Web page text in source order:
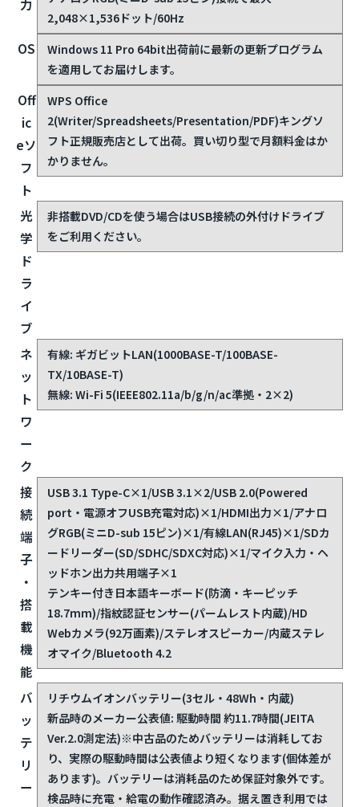
力
2,048×1,536ドット/60Hz
OS Windows 11 Pro 64bit出荷前に最新の更新プログラム
を適用してお届けします。
Off
ic
eソ
フ
ト
WPS Office
2(Writer/Spreadsheets/Presentation/PDF)キングソ
フト正規販売店として出荷。買い切り型で月額料金はか
かりません。
光
学
ド
ラ
イ
ブ
非搭載DVD/CDを使う場合はUSB接続の外付けドライブ
をご利用ください。
ネ
ッ
ト
ワ
ー
ク
有線: ギガビットLAN(1000BASE-T/100BASE-
TX/10BASE-T)
無線: Wi-Fi 5(IEEE802.11a/b/g/n/ac準拠・2×2)
接
続
端
子
・
搭
載
機
能
USB 3.1 Type-C×1/USB 3.1×2/USB 2.0(Powered
port・電源オフUSB充電対応)×1/HDMI出力×1/アナロ
グRGB(ミニD-sub 15ピン)×1/有線LAN(RJ45)×1/SDカ
ードリーダー(SD/SDHC/SDXC対応)×1/マイク入力・ヘ
ッドホン出力共用端子×1
テンキー付き日本語キーボード(防滴・キーピッチ
18.7mm)/指紋認証センサー(パームレスト内蔵)/HD
Webカメラ(92万画素)/ステレオスピーカー/内蔵ステレ
オマイク/Bluetooth 4.2
バ
ッ
テ
リ
ー
リチウムイオンバッテリー(3セル・48Wh・内蔵)
新品時のメーカー公表値: 駆動時間 約11.7時間(JEITA
Ver.2.0測定法)※中古品のためバッテリーは消耗してお
り、実際の駆動時間は公表値より短くなります(個体差が
あります)。バッテリーは消耗品のため保証対象外です。
検品時に充電・給電の動作確認済み。据え置き利用では